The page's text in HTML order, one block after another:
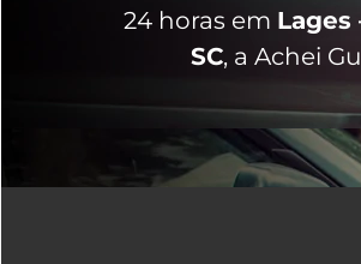
24 horas em Lages
SC, a Achei